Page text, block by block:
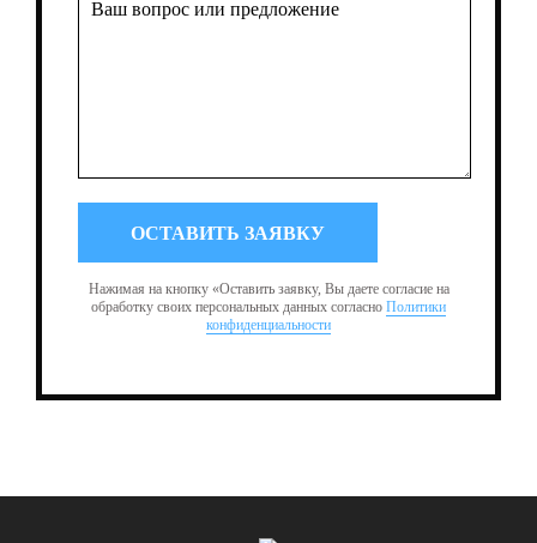
Нажимая на кнопку «Оставить заявку, Вы даете согласие на
обработку своих персональных данных согласно Политики
конфиденциальности